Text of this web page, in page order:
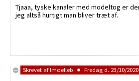
Tjaaa, tyske kanaler med modeltog er
jeg altså hurtigt man bliver træt af.
Skrevet aflmoelleb Fredag d. 23/10/